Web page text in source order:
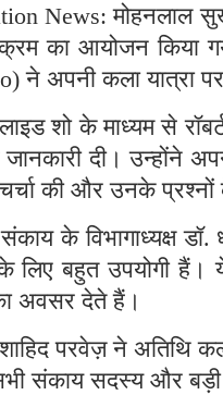
News: मोहनलाल
का आयोजन किया
ने अपनी कला यात्रा पर
शो के माध्यम से
जानकारी दी। उन्होंने
की और उनके प्रश्नों
के विभागाध्यक्ष डॉ.
के लिए बहुत उपयोगी
अवसर देते हैं।
परवेज़ ने अतिथि
संकाय सदस्य और बड़ी